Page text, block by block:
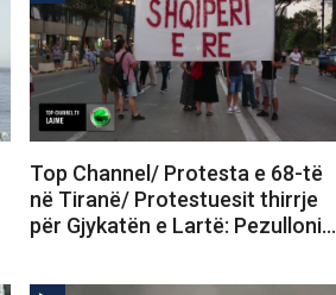
Top Channel/ Protesta e 68-të
në Tiranë/ Protestuesit thirrje
për Gjykatën e Lartë: Pezulloni…